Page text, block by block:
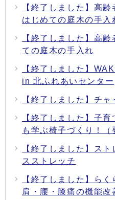
【終了しました】高
はじめての庭木の手入
【終了しました】高
ての庭木の手入れ
【終了しました】
in 北ふれあいセンター
【終了しました】チ
【終了しました】子
も学ぶ椅子づくり！（
【終了しました】ス
スストレッチ
【終了しました】ら
肩・腰・膝痛の機能改